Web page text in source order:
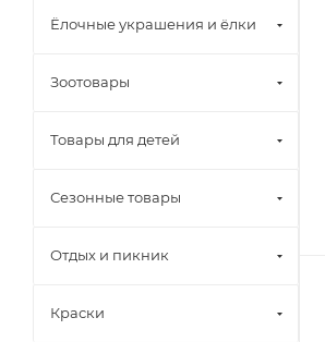
Ёлочные украшения и ёлки
Зоотовары
Товары для детей
Сезонные товары
Отдых и пикник
Краски